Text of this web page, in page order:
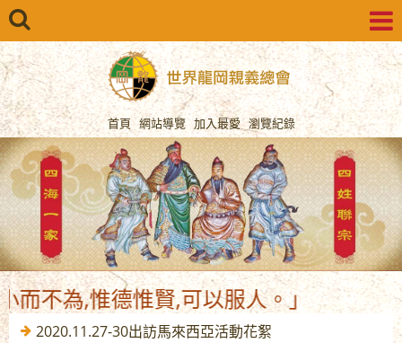
首頁 網站導覽 加入最愛 瀏覽紀錄
不為,惟德惟賢,可以服人。」
2020.11.27-30出訪馬來西亞活動花絮